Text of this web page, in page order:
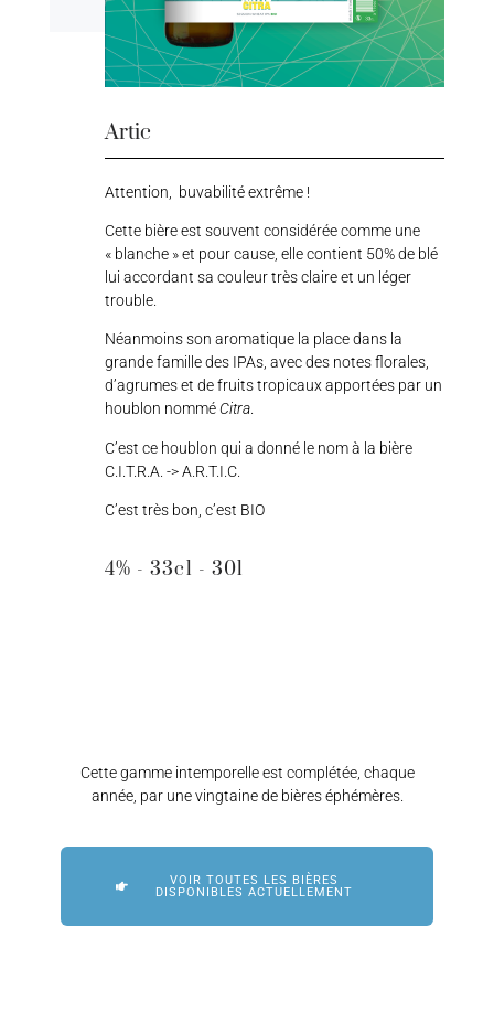
Artic
Attention, buvabilité extrême !
Cette bière est souvent considérée comme une
« blanche » et pour cause, elle contient 50% de blé
lui accordant sa couleur très claire et un léger
trouble.
Néanmoins son aromatique la place dans la
grande famille des IPAs, avec des notes florales,
d’agrumes et de fruits tropicaux apportées par un
houblon nommé Citra.
C’est ce houblon qui a donné le nom à la bière
C.I.T.R.A. -> A.R.T.I.C.
C’est très bon, c’est BIO
4% - 33cl - 30l
Cette gamme intemporelle est complétée, chaque
année, par une vingtaine de bières éphémères.
VOIR TOUTES LES BIÈRES
DISPONIBLES ACTUELLEMENT